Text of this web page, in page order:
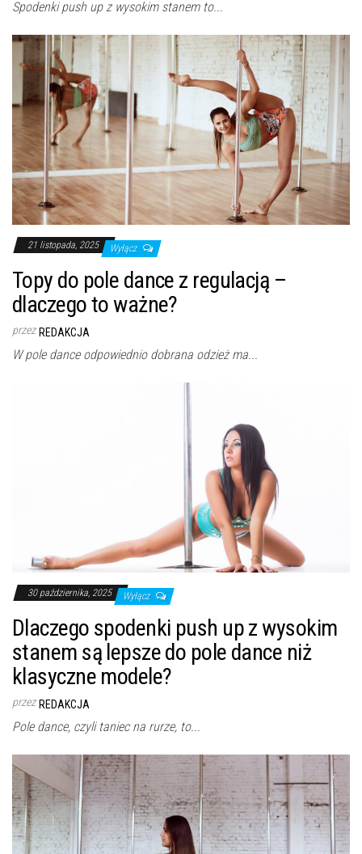
Spodenki push up z wysokim stanem to...
21 listopada, 2025 Wyłącz
Topy do pole dance z regulacją –
dlaczego to ważne?
przez REDAKCJA
W pole dance odpowiednio dobrana odzież ma...
30 października, 2025 Wyłącz
Dlaczego spodenki push up z wysokim
stanem są lepsze do pole dance niż
klasyczne modele?
przez REDAKCJA
Pole dance, czyli taniec na rurze, to...